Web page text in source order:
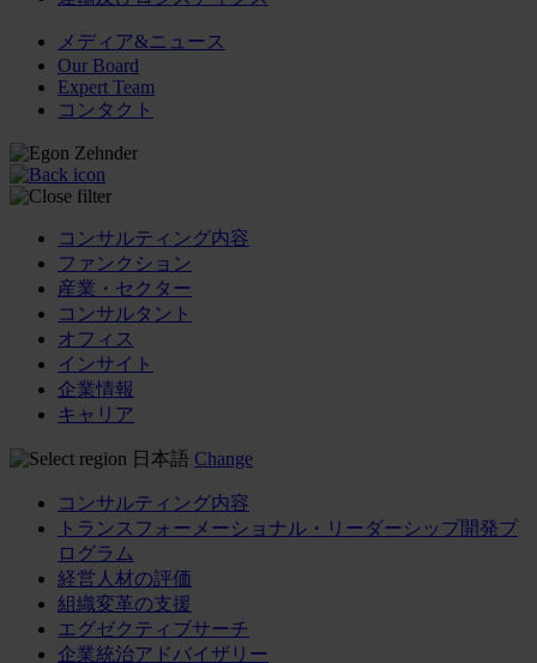
メディア&ニュース
Our Board
Expert Team
コンタクト
コンサルティング内容
ファンクション
産業・セクター
コンサルタント
オフィス
インサイト
企業情報
キャリア
日本語 Change
コンサルティング内容
トランスフォーメーショナル・リーダーシップ開発プ
ログラム
経営人材の評価
組織変革の支援
エグゼクティブサーチ
企業統治アドバイザリー